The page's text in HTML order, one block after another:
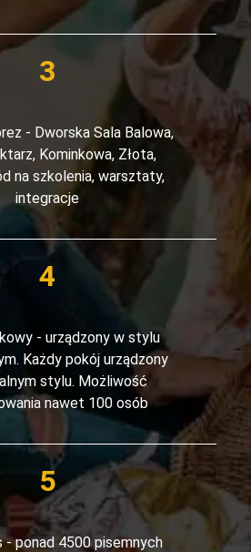
- Dworska Sala Balowa,
Kominkowa, Złota,
na szkolenia, warsztaty,
integracje
- urządzony w stylu
Każdy pokój urządzony
stylu. Możliwość
nawet 100 osób
- ponad 4500 pisemnych